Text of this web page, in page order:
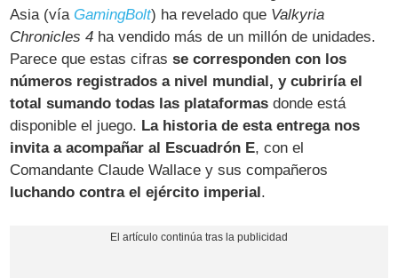
Asia (víaGamingBolt) ha revelado que Valkyria
Chronicles 4 ha vendido más de un millón de unidades.
Parece que estas cifrasse corresponden con los
números registrados a nivel mundial, y cubriría el
total sumando todas las plataformas donde está
disponible el juego. La historia de esta entrega nos
invita a acompañar al Escuadrón E, con el
Comandante Claude Wallace y sus compañeros
luchando contra el ejército imperial.